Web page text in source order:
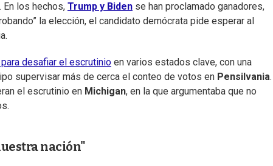
los hechos, Trump y Biden se han proclamado ganadores,
la elección, el candidato demócrata pide esperar al
desafiar el escrutinio en varios estados clave, con una
supervisar más de cerca el conteo de votos en Pensilvania.
el escrutinio en Michigan, en la que argumentaba que no
nación"